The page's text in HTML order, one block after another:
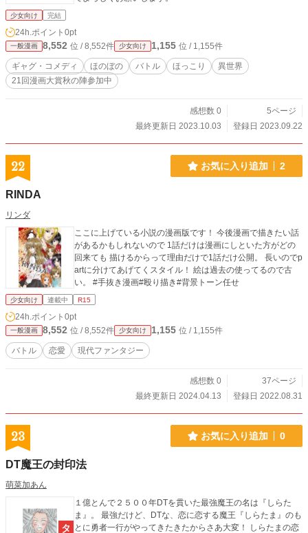
少女向け 完結
24h.ポイント 0pt
一般漫画 8,552 位 / 8,552件 少女向け 1,155 位 / 1,155件
ギャグ・コメディ ほのぼの バトル ほっこり
異世界
21回漫画大賞秋の陣参加中
感想数 0
5ページ
最終更新日 2023.10.03
登録日 2023.09.22
22 お気に入り追加 2
RINDA
リンダ
ここに上げている小説の漫画版です！ 今後漫画で描きたい話
があるかもしれないので 1話だけは漫画にしといた方がどの
回来ても 描けるからって理由だけで1話だけ公開。 長いのでp
artに分けてあげてくスタイル！ 絵は過去の使ってるので古
い。 #手抜き漫画#殴り描き#背景トーン任せ
少女向け 連載中 R15
24h.ポイント 0pt
一般漫画 8,552 位 / 8,552件 少女向け 1,155 位 / 1,155件
バトル 恋愛 現代ファンタジー
感想数 0
37ページ
最終更新日 2024.04.13
登録日 2022.08.31
23 お気に入り追加 0
DT魔王の封印法
萌菜加あん
１億とんで２５００年DTを貫いた最強魔王の名は『しらた
ま』。 最強だけど、DTな、恋に恋する魔王『しらたま』のも
とに勇者一行がやってきたきたからさあ大変！ しらたまの恋